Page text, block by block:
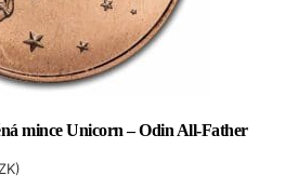
mince Unicorn – Odin All-Father
)